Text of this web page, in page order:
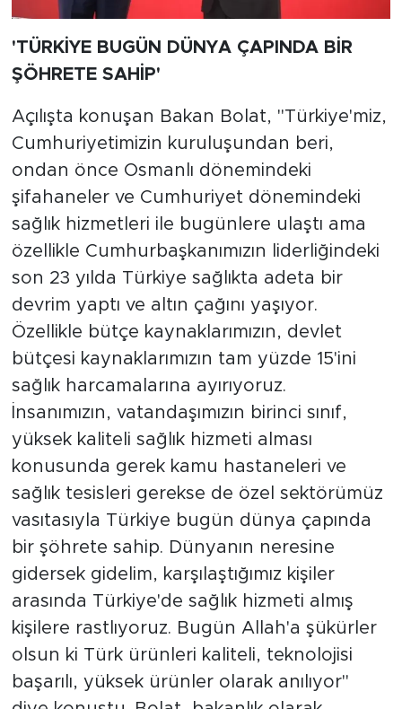
'TÜRKİYE BUGÜN DÜNYA ÇAPINDA BİR
ŞÖHRETE SAHİP'
Açılışta konuşan Bakan Bolat, "Türkiye'miz,
Cumhuriyetimizin kuruluşundan beri,
ondan önce Osmanlı dönemindeki
şifahaneler ve Cumhuriyet dönemindeki
sağlık hizmetleri ile bugünlere ulaştı ama
özellikle Cumhurbaşkanımızın liderliğindeki
son 23 yılda Türkiye sağlıkta adeta bir
devrim yaptı ve altın çağını yaşıyor.
Özellikle bütçe kaynaklarımızın, devlet
bütçesi kaynaklarımızın tam yüzde 15'ini
sağlık harcamalarına ayırıyoruz.
İnsanımızın, vatandaşımızın birinci sınıf,
yüksek kaliteli sağlık hizmeti alması
konusunda gerek kamu hastaneleri ve
sağlık tesisleri gerekse de özel sektörümüz
vasıtasıyla Türkiye bugün dünya çapında
bir şöhrete sahip. Dünyanın neresine
gidersek gidelim, karşılaştığımız kişiler
arasında Türkiye'de sağlık hizmeti almış
kişilere rastlıyoruz. Bugün Allah'a şükürler
olsun ki Türk ürünleri kaliteli, teknolojisi
başarılı, yüksek ürünler olarak anılıyor"